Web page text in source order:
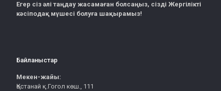
Егер сіз әлі таңдау жасамаған болсаңыз, сізді Жергілікті
кәсіподақ мүшесі болуға шақырамыз!
Байланыстар
Мекен-жайы:
Қостанай қ.Гогол көш., 111